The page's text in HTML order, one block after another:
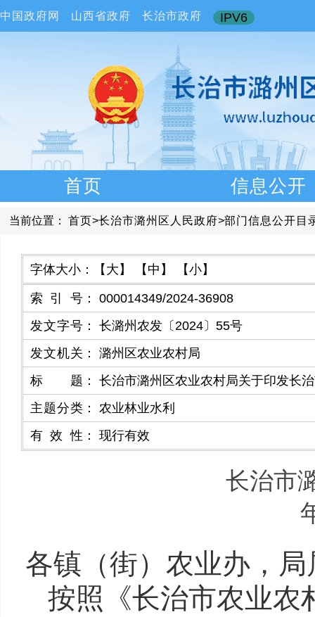
中国政府网 山西省政府 长治市政府 IPV6
首页 信息公开
当前位置： 首页>长治市潞州区人民政府>部门信息公开目
字体大小： 【大】 【中】 【小】
索引号 ：
000014349/2024-36908
发文字号 ：
长潞州农发〔2024〕55号
发文机关 ：
潞州区农业农村局
标题 ：
长治市潞州区农业农村局关于印发长
主题分类 ：
农业林业水利
有效性 ： 现行有效
长治市
各镇（街）农业办，
按照《长治市农业农